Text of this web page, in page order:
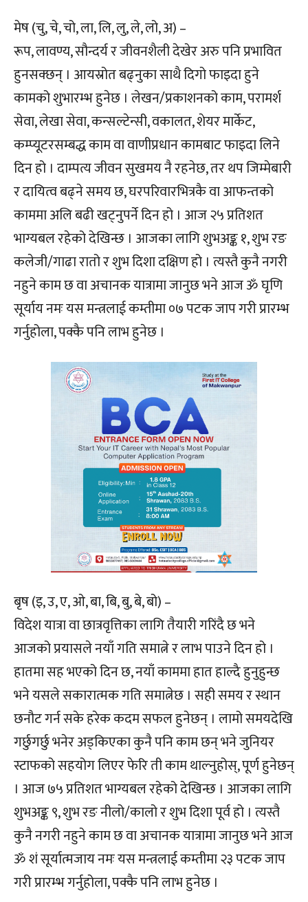
मेष (चु, चे, चो, ला, लि, लु, ले, लो, अ) –
रूप, लावण्य, सौन्दर्य र जीवनशैली देखेर अरु पनि प्रभावित
हुनसक्छन् । आयस्रोत बढ्नुका साथै दिगो फाइदा हुने
कामको शुभारम्भ हुनेछ । लेखन/प्रकाशनको काम, परामर्श
सेवा, लेखा सेवा, कन्सल्टेन्सी, वकालत, शेयर मार्केट,
कम्प्यूटरसम्बद्ध काम वा वाणीप्रधान कामबाट फाइदा लिने
दिन हो । दाम्पत्य जीवन सुखमय नै रहनेछ, तर थप जिम्मेबारी
र दायित्व बढ्ने समय छ, घरपरिवारभित्रकै वा आफन्तको
काममा अलि बढी खट्नुपर्ने दिन हो । आज २५ प्रतिशत
भाग्यबल रहेको देखिन्छ । आजका लागि शुभअङ्क १, शुभ रङ
कलेजी/गाढा रातो र शुभ दिशा दक्षिण हो । त्यस्तै कुनै नगरी
नहुने काम छ वा अचानक यात्रामा जानुछ भने आज ॐ घृणि
सूर्याय नमः यस मन्त्रलाई कम्तीमा ०७ पटक जाप गरी प्रारम्भ
गर्नुहोला, पक्कै पनि लाभ हुनेछ ।
बृष (इ, उ, ए, ओ, बा, बि, बु, बे, बो) –
विदेश यात्रा वा छात्रवृत्तिका लागि तैयारी गरिंदै छ भने
आजको प्रयासले नयाँ गति समात्ने र लाभ पाउने दिन हो ।
हातमा सह भएको दिन छ, नयाँ काममा हात हाल्दै हुनुहुन्छ
भने यसले सकारात्मक गति समात्नेछ । सही समय र स्थान
छनौट गर्न सके हरेक कदम सफल हुनेछन् । लामो समयदेखि
गर्छुगर्छु भनेर अड्किएका कुनै पनि काम छन् भने जुनियर
स्टाफको सहयोग लिएर फेरि ती काम थाल्नुहोस्, पूर्ण हुनेछन्
। आज ७५ प्रतिशत भाग्यबल रहेको देखिन्छ । आजका लागि
शुभअङ्क ९, शुभ रङ नीलो/कालो र शुभ दिशा पूर्व हो । त्यस्तै
कुनै नगरी नहुने काम छ वा अचानक यात्रामा जानुछ भने आज
ॐ शं सूर्यात्मजाय नमः यस मन्त्रलाई कम्तीमा २३ पटक जाप
गरी प्रारम्भ गर्नुहोला, पक्कै पनि लाभ हुनेछ ।